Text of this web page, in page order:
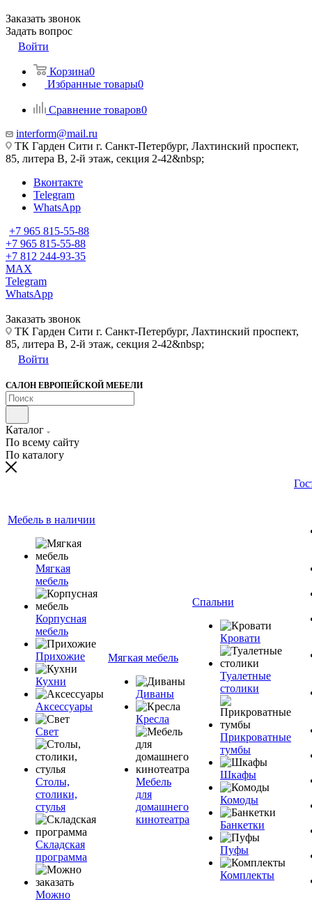
Заказать звонок
Задать вопрос
Войти
Корзина0
Избранные товары0
Сравнение товаров0
interform@mail.ru
ТК Гарден Сити г. Санкт-Петербург, Лахтинский проспект,
85, литера В, 2-й этаж, секция 2-42&nbsp;
Вконтакте
Telegram
WhatsApp
+7 965 815-55-88
+7 965 815-55-88
+7 812 244-93-35
MAX
Telegram
WhatsApp
Заказать звонок
ТК Гарден Сити г. Санкт-Петербург, Лахтинский проспект,
85, литера В, 2-й этаж, секция 2-42&nbsp;
Войти
САЛОН ЕВРОПЕЙСКОЙ МЕБЕЛИ
Каталог
По всему сайту
По каталогу
Мебель в наличии
Мягкая
мебель
Корпусная
мебель
Прихожие
Кухни
Аксессуары
Свет
Столы,
столики,
стулья
Складская
программа
Можно
Мягкая мебель
Диваны
Кресла
Мебель
для
домашнего
кинотеатра
Спальни
Кровати
Туалетные
столики
Прикроватные
тумбы
Шкафы
Комоды
Банкетки
Пуфы
Комплекты